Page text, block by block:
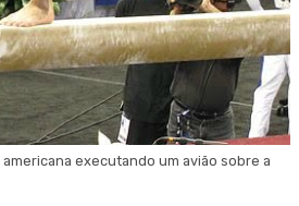
executando um avião sobre a